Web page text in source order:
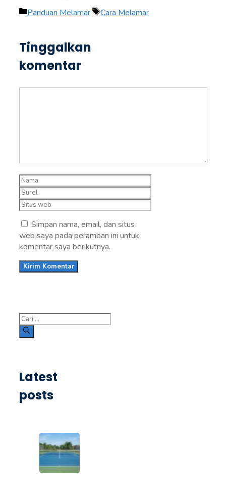
Kategori
Panduan Melamar Tag
Cara Melamar
Tinggalkan
komentar
Nama
Surel
Situs
Simpan nama, email, dan situs
web saya pada peramban ini untuk
komentar saya berikutnya.
Cari
untuk:
Latest
posts